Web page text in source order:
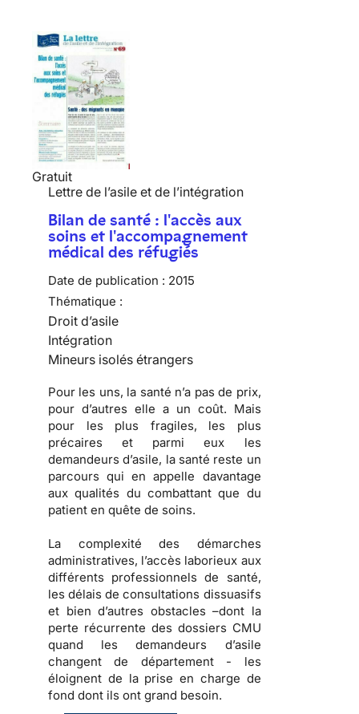
Gratuit
Lettre de l’asile et de l’intégration
Bilan de santé : l'accès aux
soins et l'accompagnement
médical des réfugiés
Date de publication : 2015
Thématique :
Droit d’asile
Intégration
Mineurs isolés étrangers
Pour les uns, la santé n’a pas de prix,
pour d’autres elle a un coût. Mais
pour les plus fragiles, les plus
précaires et parmi eux les
demandeurs d’asile, la santé reste un
parcours qui en appelle davantage
aux qualités du combattant que du
patient en quête de soins.
La complexité des démarches
administratives, l’accès laborieux aux
différents professionnels de santé,
les délais de consultations dissuasifs
et bien d’autres obstacles –dont la
perte récurrente des dossiers CMU
quand les demandeurs d’asile
changent de département - les
éloignent de la prise en charge de
fond dont ils ont grand besoin.